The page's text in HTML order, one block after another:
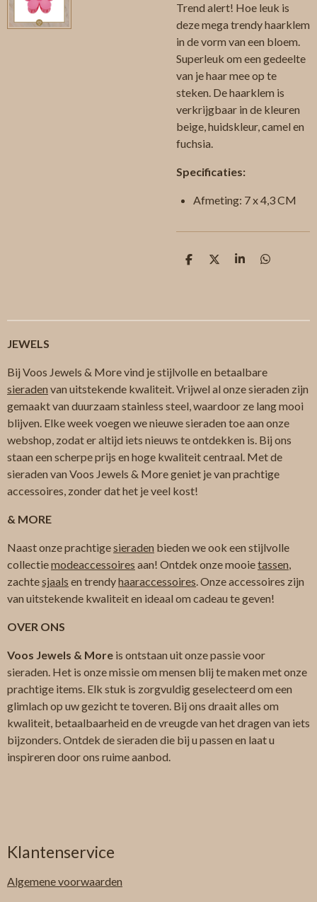
Trend alert! Hoe leuk is
deze mega trendy haarklem
in de vorm van een bloem.
Superleuk om een gedeelte
van je haar mee op te
steken. De haarklem is
verkrijgbaar in de kleuren
beige, huidskleur, camel en
fuchsia.
Specificaties:
Afmeting: 7 x 4,3 CM
D
D
S
D
JEWELS
Bij Voos Jewels & More vind je stijlvolle en betaalbare
sieraden van uitstekende kwaliteit. Vrijwel al onze sieraden zijn
gemaakt van duurzaam stainless steel, waardoor ze lang mooi
blijven. Elke week voegen we nieuwe sieraden toe aan onze
webshop, zodat er altijd iets nieuws te ontdekken is. Bij ons
staan een scherpe prijs en hoge kwaliteit centraal. Met de
sieraden van Voos Jewels & More geniet je van prachtige
accessoires, zonder dat het je veel kost!
& MORE
Naast onze prachtigesieraden bieden we ook een stijlvolle
collectiemodeaccessoires aan! Ontdek onze mooietassen,
zachtesjaals en trendyhaaraccessoires. Onze accessoires zijn
van uitstekende kwaliteit en ideaal om cadeau te geven!
OVER ONS
Voos Jewels & More is ontstaan uit onze passie voor
sieraden. Het is onze missie om mensen blij te maken met onze
prachtige items. Elk stuk is zorgvuldig geselecteerd om een
glimlach op uw gezicht te toveren. Bij ons draait alles om
kwaliteit, betaalbaarheid en de vreugde van het dragen van iets
bijzonders. Ontdek de sieraden die bij u passen en laat u
inspireren door ons ruime aanbod.
Klantenservice
Algemenevoorwaarden